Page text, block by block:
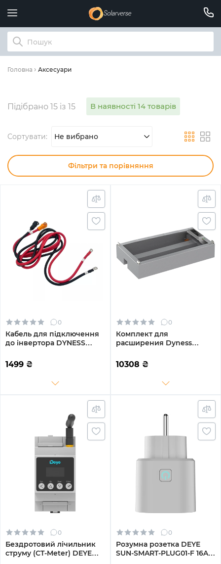
Головна Аксесуари
Підібрано 15 із 15 В наявності 14 товарів
Сортувати: Не вибрано
Фільтри та порівняння
0
Кабель для підключення
до інвертора DYNESS
1499 ₴
0
Комплект для
расширения Dyness
Expand)
10308 ₴
0
Бездротовий лічильник
струму (CT-Meter) DEYE
0
Розумна розетка DEYE
SUN-SMART-PLUG01-F 16A,